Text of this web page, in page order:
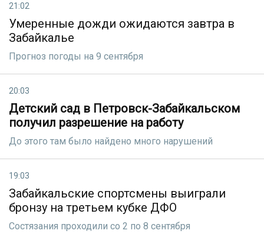
21:02
Умеренные дожди ожидаются завтра в
Забайкалье
Прогноз погоды на 9 сентября
20:03
Детский сад в Петровск-Забайкальском
получил разрешение на работу
До этого там было найдено много нарушений
19:03
Забайкальские спортсмены выиграли
бронзу на третьем кубке ДФО
Состязания проходили со 2 по 8 сентября